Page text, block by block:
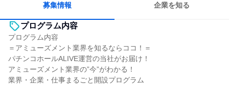
募集情報 企業を知る
プログラム内容
プログラム内容
＝アミューズメント業界を知るならココ！＝
パチンコホールALIVE運営の当社がお届け！
アミューズメント業界の”今”がわかる！
業界・企業・仕事まるごと開設プログラム